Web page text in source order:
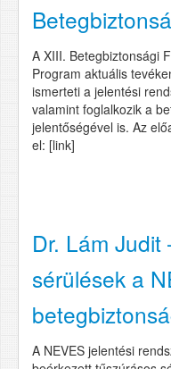
A XIII. Betegbiztonsági
Program aktuális
ismerteti a jelentési
valamint foglalkozik a
jelentőségével is. Az
el: [link]
Dr. Lám
sérülések a
A NEVES jelentési